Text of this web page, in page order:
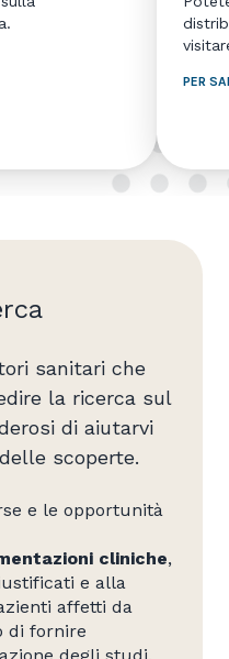
PER
sanitari che
la ricerca sul
di aiutarvi
scoperte.
e le opportunità
cliniche,
e alla
affetti da
di fornire